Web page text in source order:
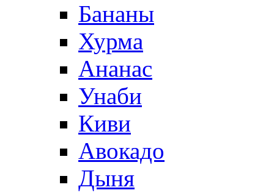
Бананы
Хурма
Ананас
Унаби
Киви
Авокадо
Дыня